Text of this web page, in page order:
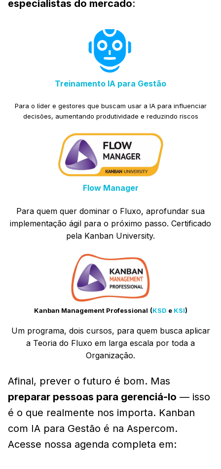
especialistas do mercado:
Treinamento IA para Gestão
Para o líder e gestores que buscam usar a IA para influenciar
decisões, aumentando produtividade e reduzindo riscos
Flow Manager
Para quem quer dominar o Fluxo, aprofundar sua
implementação ágil para o próximo passo. Certificado
pela Kanban University.
Kanban Management Professional (KSD e KSI)
Um programa, dois cursos, para quem busca aplicar
a Teoria do Fluxo em larga escala por toda a
Organização.
Afinal, prever o futuro é bom. Mas
preparar pessoas para gerenciá-lo — isso
é o que realmente nos importa. Kanban
com IA para Gestão é na Aspercom.
Acesse nossa agenda completa em: